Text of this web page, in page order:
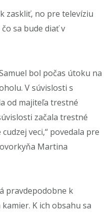
zaskliť, no pre televíziu
čo sa bude diať v
bol počas útoku na
V súvislosti s
od majiteľa trestné
začala trestné
veci,“ povedala pre
Martina
pravdepodobne k
K ich obsahu sa